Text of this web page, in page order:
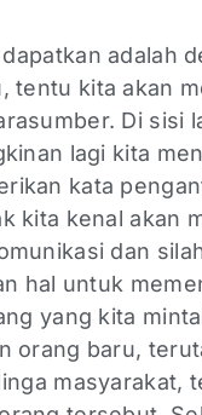
adalah
tentu kita akan
Di sisi
lagi kita
kata
kita kenal akan
dan
hal untuk
yang kita
orang baru,
masyarakat,